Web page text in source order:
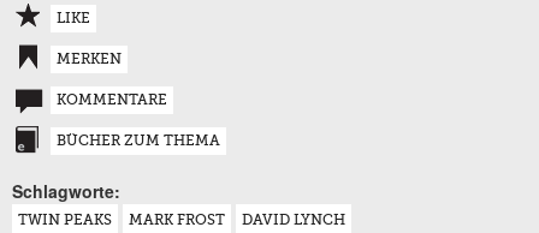
LIKE
MERKEN
KOMMENTARE
BÜCHER ZUM THEMA
Schlagworte:
TWIN PEAKS MARK FROST DAVID LYNCH